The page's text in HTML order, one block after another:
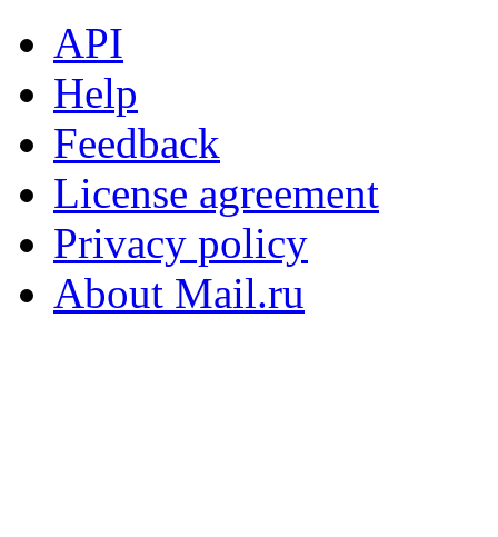
API
Help
Feedback
License agreement
Privacy policy
About Mail.ru